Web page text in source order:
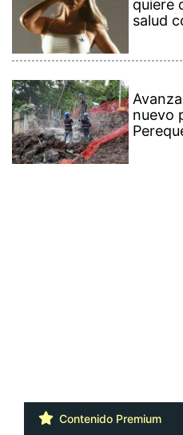
quiere
salud
nuevo
Contenido Premium